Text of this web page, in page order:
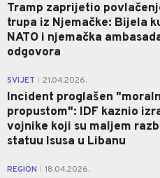
Tramp zaprijetio
trupa iz Njemačke: Bijela
NATO i njemačka
odgovora
SVIJET 21.04.2026.
Incident proglašen
propustom": IDF kaznio
vojnike koji su maljem
statuu Isusa u Libanu
REGION 18.04.2026.